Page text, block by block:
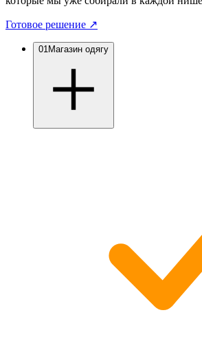
Готовое решение ↗
01 Магазин одягу